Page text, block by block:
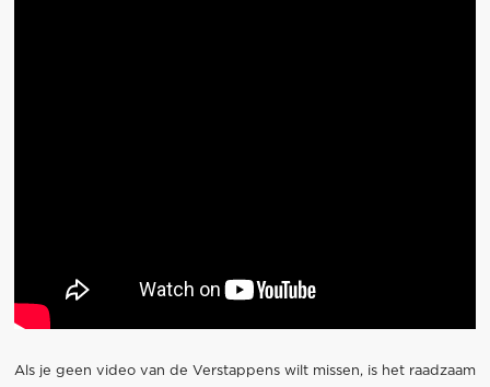
Als je geen video van de Verstappens wilt missen, is het raadzaam